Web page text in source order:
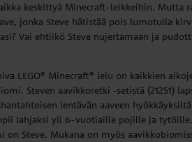
keskittyä Minecraft-leikkeihin. Mutta
jonka Steve hätistää pois lumotulla
Vai ehtiikö Steve nujertamaan ja
LEGO® Minecraft® lelu on kaikkien
Steven aavikkoretki ‑setistä (21251)
lentävän aaveen
lahjaksi yli 6-vuotiaille pojille ja tytöille.
on Steve. Mukana on myös